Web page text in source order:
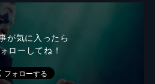
が気に入ったら
ローしてね！